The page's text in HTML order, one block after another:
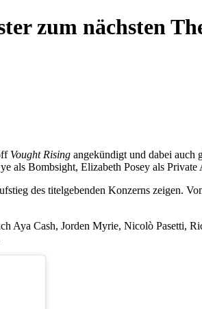
zum nächsten
Vought Rising angekündigt und dabei auch
als Bombsight, Elizabeth Posey als
des titelgebenden Konzerns zeigen.
Aya Cash, Jorden Myrie, Nicolò Pasetti,